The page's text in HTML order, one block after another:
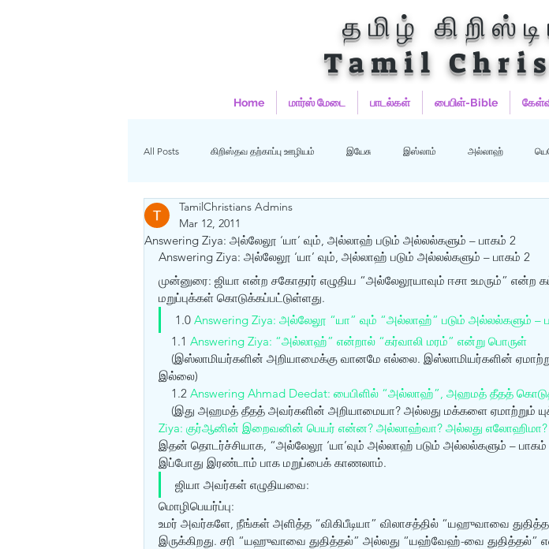
தமிழ்
Tamil
Home மார்ஸ் மேடை பாடல்கள் பைபிள்-Bible
All Posts கிறிஸ்தவ தற்காப்பு ஊழியம் இயேசு இஸ்லாம் அல்லாஹ்
ஹதீஸ்கள் Uncategorized
கிறிஸ்தவம்
Answering Ziya: அல்லேலூ ‘யா’ வும், அல்லாஹ் படும் அல்லல்களும் – பாகம் 2
TamilChristians Admins
Mar 12, 2011
Answering Ziya: அல்லேலூ ‘யா’ வும், அல்லாஹ் படும் அல்லல்களும் – பாகம் 2
முன்னுரை: ஜியா என்ற சகோதரர் எழுதிய “அல்லேலூயாவும் ஈசா உமரும்” என்ற
மறுப்புக்கள் கொடுக்கப்பட்டுள்ளது.
1.0 Answering Ziya: அல்லேலூ “யா” வும் “அல்லாஹ்” படும் அல்லல்களும் –
1.1 Answering Ziya: “அல்லாஹ்” என்றால் “கர்வாலி மரம்” என்று பொருள்
(இஸ்லாமியர்களின் அறியாமைக்கு வானமே எல்லை. இஸ்லாமியர்களின்
இல்லை)
1.2 Answering Ahmad Deedat: பைபிளில் “அல்லாஹ்”, அஹமத் தீதத்
(இது அஹமத் தீதத் அவர்களின் அறியாமையா? அல்லது மக்களை ஏமாற்றும்
Ziya: குர்‍ஆனின் இறைவனின் பெயர் என்ன? அல்லாஹ்வா? அல்லது எலோஹிமா?
இதன் தொடர்ச்சியாக, “அல்லேலூ ‘யா’வும் அல்லாஹ் படும் அல்லல்களும் – பாகம்
இப்போது இரண்டாம் பாக மறுப்பைக் காணலாம்.
ஜியா அவர்கள் எழுதியவை:
மொழிபெயர்ப்பு:
உமர் அவர்களே, நீங்கள் அளித்த “விகிபீடியா” விலாசத்தில் “யஹுவாவை
இருக்கிறது. சரி “யஹுவாவை துதித்தல்” அல்லது “யஹ்வேஹ்-வை துதித்தல்”